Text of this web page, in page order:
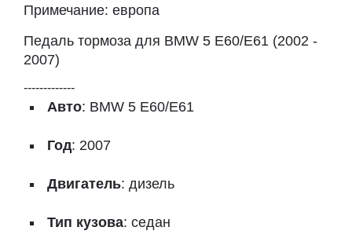
Примечание: европа
Педаль тормоза для BMW 5 E60/E61 (2002 -
2007)
-------------
Авто: BMW 5 E60/E61
Год: 2007
Двигатель: дизель
Тип кузова: седан